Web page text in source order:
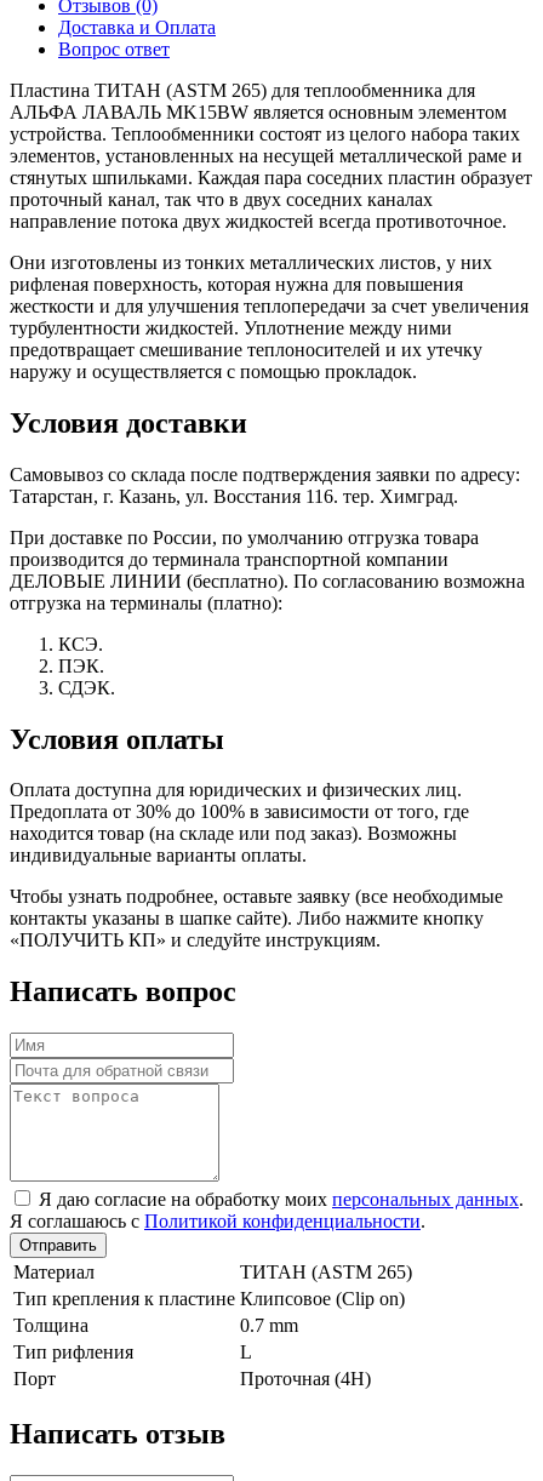
Отзывов (0)
Доставка и Оплата
Вопрос ответ
Пластина ТИТАН (ASTM 265) для теплообменника для
АЛЬФА ЛАВАЛЬ MK15BW является основным элементом
устройства. Теплообменники состоят из целого набора таких
элементов, установленных на несущей металлической раме и
стянутых шпильками. Каждая пара соседних пластин образует
проточный канал, так что в двух соседних каналах
направление потока двух жидкостей всегда противоточное.
Они изготовлены из тонких металлических листов, у них
рифленая поверхность, которая нужна для повышения
жесткости и для улучшения теплопередачи за счет увеличения
турбулентности жидкостей. Уплотнение между ними
предотвращает смешивание теплоносителей и их утечку
наружу и осуществляется с помощью прокладок.
Условия доставки
Самовывоз со склада после подтверждения заявки по адресу:
Татарстан, г. Казань, ул. Восстания 116. тер. Химград.
При доставке по России, по умолчанию отгрузка товара
производится до терминала транспортной компании
ДЕЛОВЫЕ ЛИНИИ (бесплатно). По согласованию возможна
отгрузка на терминалы (платно):
КСЭ.
ПЭК.
СДЭК.
Условия оплаты
Оплата доступна для юридических и физических лиц.
Предоплата от 30% до 100% в зависимости от того, где
находится товар (на складе или под заказ). Возможны
индивидуальные варианты оплаты.
Чтобы узнать подробнее, оставьте заявку (все необходимые
контакты указаны в шапке сайте). Либо нажмите кнопку
«ПОЛУЧИТЬ КП» и следуйте инструкциям.
Написать вопрос
Я даю согласие на обработку моих персональных данных.
Я соглашаюсь с Политикой конфиденциальности.
Отправить
Материал
TИТАН (ASTM 265)
Тип крепления к пластине Клипсовое (Clip on)
Толщина
0.7 mm
Тип рифления
L
Порт
Проточная (4Н)
Написать отзыв